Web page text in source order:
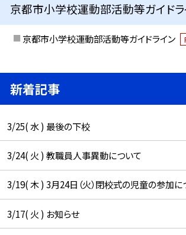
京都市小学校運動部活動等ガイドラ
京都市小学校運動部活動等ガイドライン
新着記事
3/25( 水 ) 最後の下校
3/24( 火 ) 教職員人事異動について
3/19( 木 ) 3月24日（火）閉校式の児童の参加に
3/17( 火 ) お知らせ